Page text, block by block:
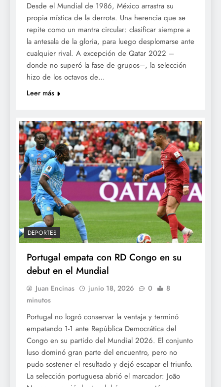
Desde el Mundial de 1986, México arrastra su
propia mística de la derrota. Una herencia que se
repite como un mantra circular: clasificar siempre a
la antesala de la gloria, para luego desplomarse ante
cualquier rival. A excepción de Qatar 2022 –
donde no superó la fase de grupos–, la selección
hizo de los octavos de…
Leer más
DEPORTES
Portugal empata con RD Congo en su
debut en el Mundial
Juan Encinas junio 18, 2026 0
8
minutos
Portugal no logró conservar la ventaja y terminó
empatando 1-1 ante República Democrática del
Congo en su partido del Mundial 2026. El conjunto
luso dominó gran parte del encuentro, pero no
pudo sostener el resultado y dejó escapar el triunfo.
La selección portuguesa abrió el marcador: João